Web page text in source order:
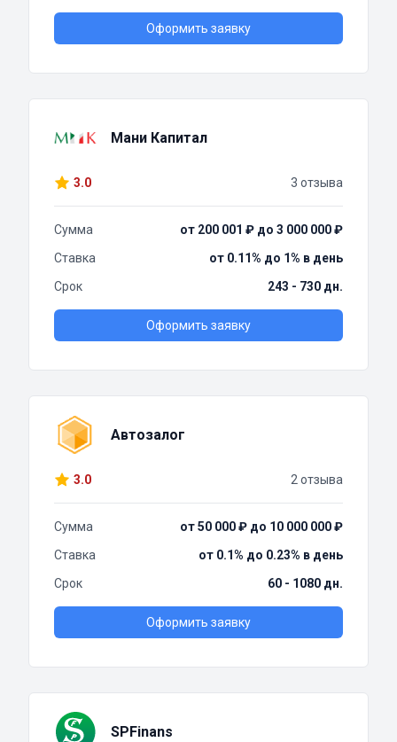
Оформить заявку
Мани Капитал
3.0 3 отзыва
Сумма
от 200 001 ₽ до 3 000 000 ₽
Ставка
от 0.11% до 1% в день
Срок
243 - 730 дн.
Оформить заявку
Автозалог
3.0 2 отзыва
Сумма
от 50 000 ₽ до 10 000 000 ₽
Ставка
от 0.1% до 0.23% в день
Срок
60 - 1080 дн.
Оформить заявку
SPFinans